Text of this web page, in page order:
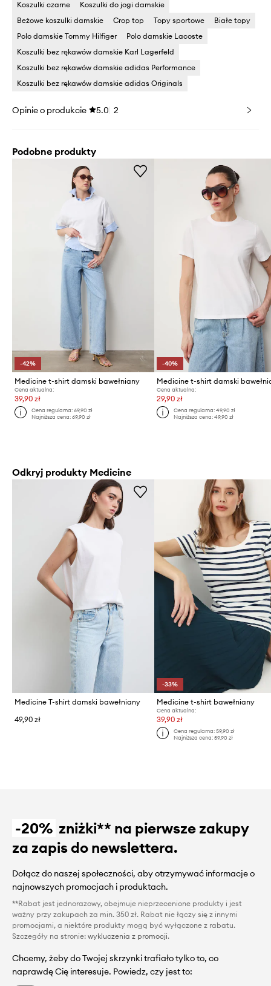
Koszulki czarne
Koszulki do jogi damskie
Beżowe koszulki damskie
Crop top Topy sportowe
Białe topy
Polo damskie Tommy Hilfiger
Polo damskie Lacoste
Koszulki bez rękawów damskie Karl Lagerfeld
Koszulki bez rękawów damskie adidas Performance
Koszulki bez rękawów damskie adidas Originals
Opinie o produkcie 5.0 2
Podobne produkty
-42%
Medicine t-shirt damski bawełniany
Cena aktualna:
39,90 zł
Cena regularna:69,90 zł
Najniższa cena:69,90 zł
-40%
Medicine t-shirt damski
Cena aktualna:
29,90 zł
Cena regularna: 49,90 zł
Najniższa cena: 49,90 zł
Odkryj produkty Medicine
Medicine T-shirt damski bawełniany
49,90 zł
-33%
Medicine t-shirt bawełniany
Cena aktualna:
39,90 zł
Cena regularna: 59,90 zł
Najniższa cena: 59,90 zł
-20% zniżki** na pierwsze zakupy
za zapis do newslettera.
Dołącz do naszej społeczności, aby otrzymywać informacje o
najnowszych promocjach i produktach.
**Rabat jest jednorazowy, obejmuje nieprzecenione produkty i jest
ważny przy zakupach za min. 350 zł. Rabat nie łączy się z innymi
promocjami, a niektóre produkty mogą być wyłączone z rabatu.
Szczegóły na stronie: wykluczenia z promocji.
Chcemy, żeby do Twojej skrzynki trafiało tylko to, co
naprawdę Cię interesuje. Powiedz, czy jest to: